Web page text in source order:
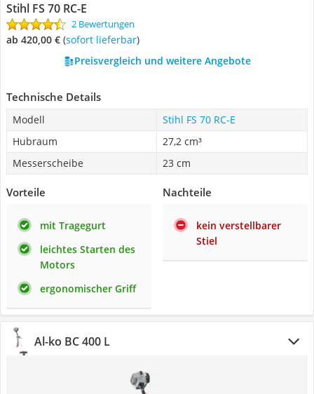
Stihl FS 70 RC-E
2 Bewertungen
ab 420,00 € ( Sofort lieferbar)
Preisvergleich und weitere Angebote
Technische Details
Modell
Stihl FS 70 RC-E
Hubraum
27,2 cm³
Messerscheibe
23 cm
Vorteile
mit Tragegurt
leichtes Starten des
Motors
ergonomischer Griff
Nachteile
kein verstellbarer
Stiel
Al-ko BC 400 L